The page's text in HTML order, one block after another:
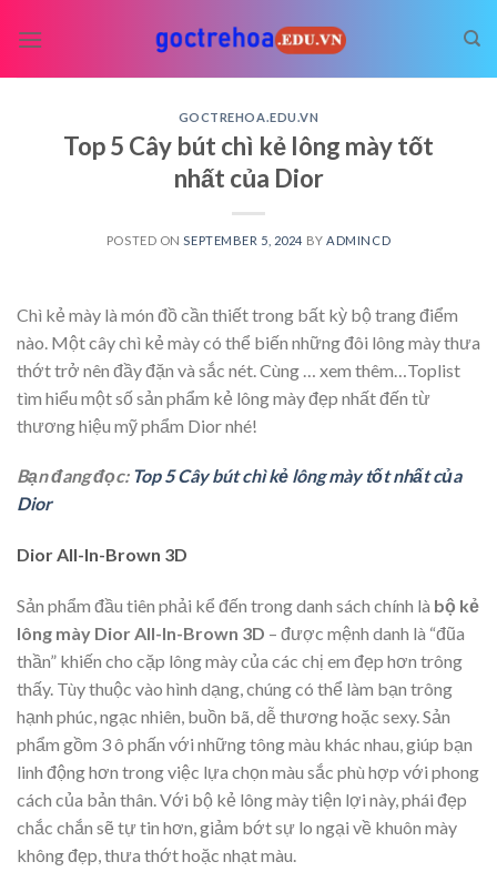
GOCTREHOA.EDU.VN
Top 5 Cây bút chì kẻ lông mày tốt
nhất của Dior
POSTED ON SEPTEMBER 5, 2024 BY ADMINCD
Chì kẻ mày là món đồ cần thiết trong bất kỳ bộ trang điểm
nào. Một cây chì kẻ mày có thể biến những đôi lông mày thưa
thớt trở nên đầy đặn và sắc nét. Cùng
… xem thêm… Toplist
tìm hiểu một số sản phẩm kẻ lông mày đẹp nhất đến từ
thương hiệu mỹ phẩm Dior nhé!
Bạn đang đọc: Top 5 Cây bút chì kẻ lông mày tốt nhất của
Dior
Dior All-In-Brown 3D
Sản phẩm đầu tiên phải kể đến trong danh sách chính là bộ kẻ
lông mày Dior All-In-Brown 3D – được mệnh danh là “đũa
thần” khiến cho cặp lông mày của các chị em đẹp hơn trông
thấy. Tùy thuộc vào hình dạng, chúng có thể làm bạn trông
hạnh phúc, ngạc nhiên, buồn bã, dễ thương hoặc sexy. Sản
phẩm gồm 3 ô phấn với những tông màu khác nhau, giúp bạn
linh động hơn trong việc lựa chọn màu sắc phù hợp với phong
cách của bản thân. Với bộ kẻ lông mày tiện lợi này, phái đẹp
chắc chắn sẽ tự tin hơn, giảm bớt sự lo ngại về khuôn mày
không đẹp, thưa thớt hoặc nhạt màu.